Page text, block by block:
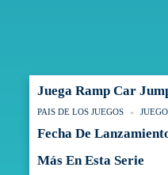
Juega Ramp Car
PAIS DE LOS JUEGOS
Fecha De
Más En Esta Serie